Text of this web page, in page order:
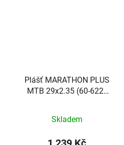
Plášť MARATHON PLUS
MTB 29x2.35 (60-622)
Skladem